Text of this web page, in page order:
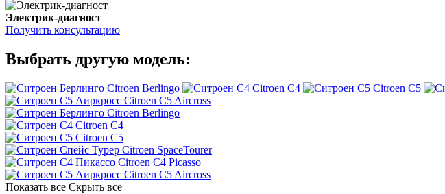
Электрик-диагност
Получить консультацию
Выбрать другую модель:
Citroen Berlingo Citroen C4 Citroen C5
Citroen C5 Aircross
Citroen Berlingo
Citroen C4
Citroen C5
Citroen SpaceTourer
Citroen C4 Picasso
Citroen C5 Aircross
Показать все Скрыть все